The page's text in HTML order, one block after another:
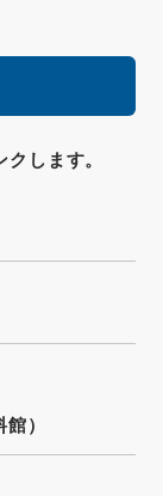
します。
）